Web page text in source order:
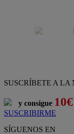
SUSCRÍBETE A LA
y consigue 10€
SUSCRIBIRME
SÍGUENOS EN